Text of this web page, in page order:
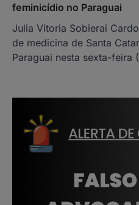
feminicídio no Paraguai
Julia Vitoria Sobierai
de medicina de Santa
Paraguai nesta sexta-feira